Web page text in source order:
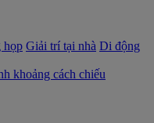
họp Giải trí tại nhà Di động
khoảng cách chiếu